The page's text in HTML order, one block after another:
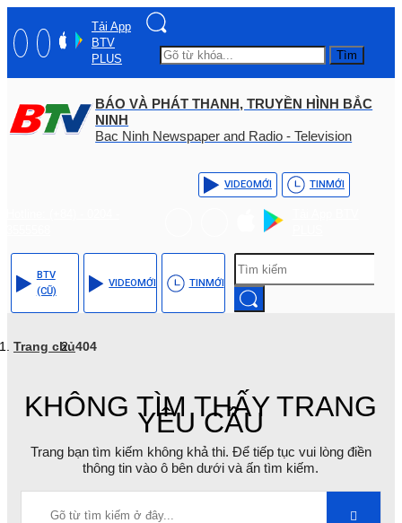
Tải App
BTV
PLUS
Tìm
BÁO VÀ PHÁT THANH, TRUYỀN HÌNH BẮC
NINH
Bac Ninh Newspaper and Radio - Television
VIDEOMỚI TINMỚI
BTV
(CŨ)
VIDEOMỚI TINMỚI
Trang chủ404
KHÔNG TÌM THẤY TRANG
YÊU CẦU
Trang bạn tìm kiếm không khả thi. Để tiếp tục vui lòng điền
thông tin vào ô bên dưới và ấn tìm kiếm.